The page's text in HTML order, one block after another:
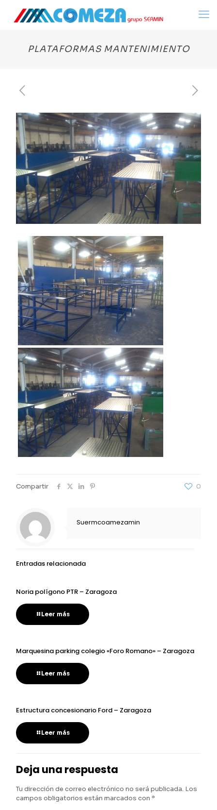
PLATAFORMAS MANTENIMIENTO
Compartir 0
Suermcoamezamin
Entradas relacionada
Noria polígono PTR – Zaragoza
Leer más
Marquesina parking colegio «Foro Romano» – Zaragoza
Leer más
Estructura concesionario Ford – Zaragoza
Leer más
Deja una respuesta
Tu dirección de correo electrónico no será publicada. Los
campos obligatorios están marcados con *